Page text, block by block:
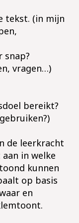
tekst. (in mijn
snap?
vragen…)
bereikt?
de leerkracht
in welke
kunnen
op basis
en